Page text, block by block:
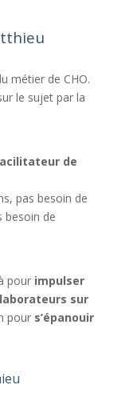
métier de CHO.
le sujet par la
de
pas besoin de
besoin de
pour impulser
sur
pour s’épanouir